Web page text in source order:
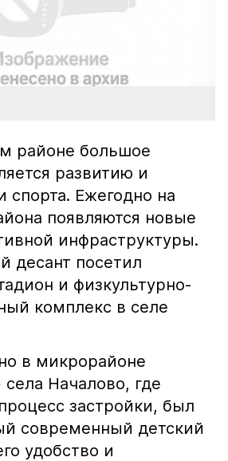
районе большое
развитию и
спорта. Ежегодно на
появляются новые
инфраструктуры.
десант посетил
и физкультурно-
комплекс в селе
в микрорайоне
Началово, где
застройки, был
современный детский
удобство и